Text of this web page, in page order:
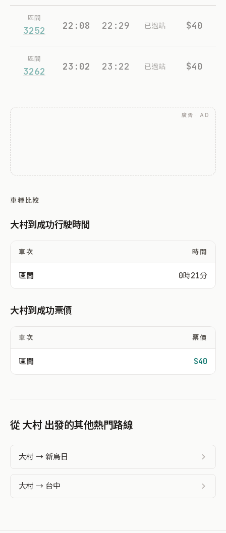
區間
3252 22:08 22:29 已過站 $40
區間
3262 23:02 23:22 已過站 $40
廣告 · AD
車種比較
大村到成功行駛時間
車次 時間
區間 0時21分
大村到成功票價
車次 票價
區間 $40
從 大村 出發的其他熱門路線
大村 → 新烏日
大村 → 台中